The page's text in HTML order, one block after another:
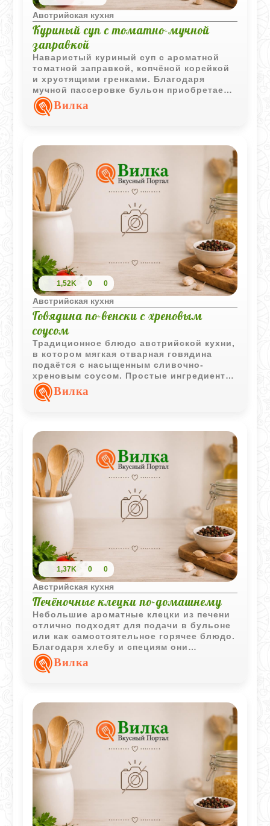
Австрийская кухня
Куриный суп с томатно-мучной
заправкой
Наваристый куриный суп с ароматной
томатной заправкой, копчёной корейкой
и хрустящими гренками. Благодаря
мучной пассеровке бульон приобретает
более насыщенную текстуру и
выразительный вкус.
Вилка
1,52K 0 0
Австрийская кухня
Говядина по-венски с хреновым
соусом
Традиционное блюдо австрийской кухни,
в котором мягкая отварная говядина
подаётся с насыщенным сливочно-
хреновым соусом. Простые ингредиенты
создают гармоничное и сытное
сочетание.
Вилка
1,37K 0 0
Австрийская кухня
Печёночные клецки по-домашнему
Небольшие ароматные клецки из печени
отлично подходят для подачи в бульоне
или как самостоятельное горячее блюдо.
Благодаря хлебу и специям они
получаются мягкими и насыщенными по
вкусу.Вилка